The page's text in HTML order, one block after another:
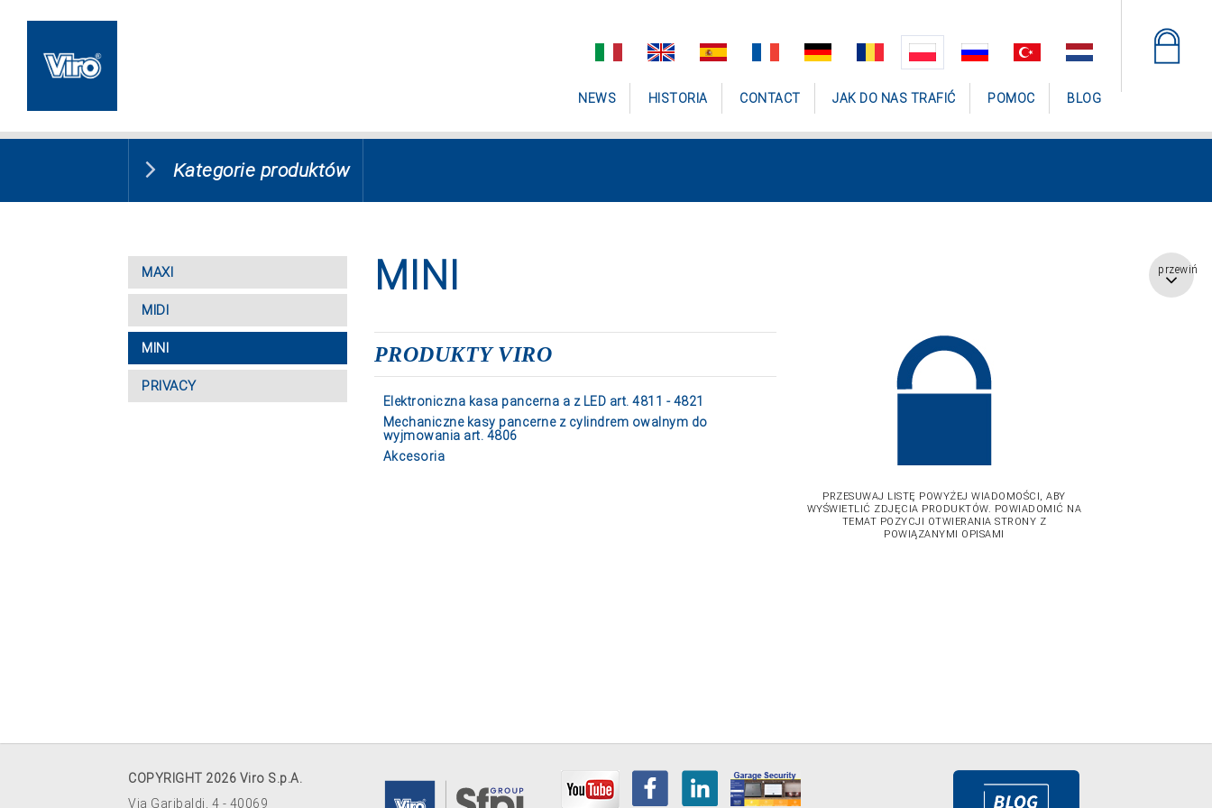
przewiń
NEWS HISTORIA CONTACT JAK DO NAS TRAFIĆ POMOC BLOG
Kategorie produktów
MAXI
MIDI
MINI
PRIVACY
MINI
PRODUKTY VIRO
Elektroniczna kasa pancerna a z LED art. 4811 - 4821
Mechaniczne kasy pancerne z cylindrem owalnym do
wyjmowania art. 4806
Akcesoria
PRZESUWAJ LISTĘ POWYŻEJ WIADOMOŚCI, ABY
WYŚWIETLIĆ ZDJĘCIA PRODUKTÓW. POWIADOMIĆ NA
TEMAT POZYCJI OTWIERANIA STRONY Z
POWIĄZANYMI OPISAMI
COPYRIGHT 2026 Viro S.p.A.
Via Garibaldi, 4 - 40069